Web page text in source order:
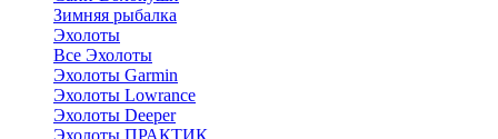
Зимняя рыбалка
Эхолоты
Все Эхолоты
Эхолоты Garmin
Эхолоты Lowrance
Эхолоты Deeper
Эхолоты ПРАКТИК